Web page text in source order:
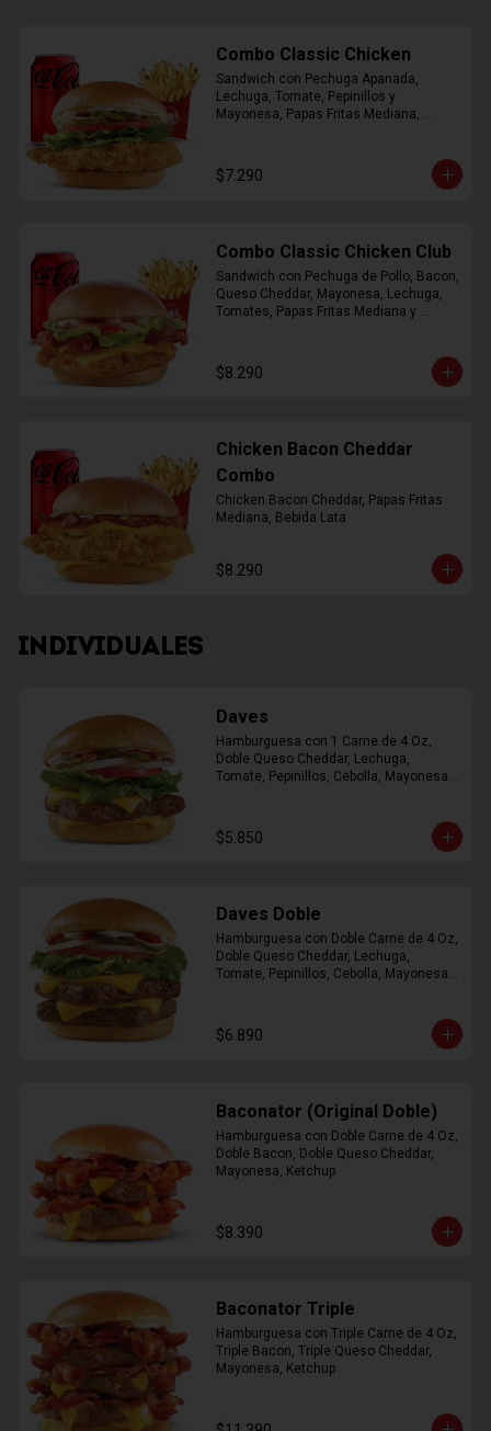
Combo Classic Chicken
Sandwich con Pechuga Apanada,
Lechuga, Tomate, Pepinillos y
Mayonesa, Papas Fritas Mediana,
$7.290
Combo Classic Chicken Club
Sandwich con Pechuga de Pollo, Bacon,
Queso Cheddar, Mayonesa, Lechuga,
Tomates, Papas Fritas Mediana y
$8.290
Chicken Bacon Cheddar
Combo
Chicken Bacon Cheddar, Papas Fritas
Mediana, Bebida Lata
$8.290
INDIVIDUALES
Daves
Hamburguesa con 1 Carne de 4 Oz,
Doble Queso Cheddar, Lechuga,
Tomate, Pepinillos, Cebolla, Mayonesa,
$5.850
Daves Doble
Hamburguesa con Doble Carne de 4 Oz,
Doble Queso Cheddar, Lechuga,
Tomate, Pepinillos, Cebolla, Mayonesa,
$6.890
Baconator (Original Doble)
Hamburguesa con Doble Carne de 4 Oz,
Doble Bacon, Doble Queso Cheddar,
Mayonesa, Ketchup
$8.390
Baconator Triple
Hamburguesa con Triple Carne de 4 Oz,
Triple Bacon, Triple Queso Cheddar,
Mayonesa, Ketchup